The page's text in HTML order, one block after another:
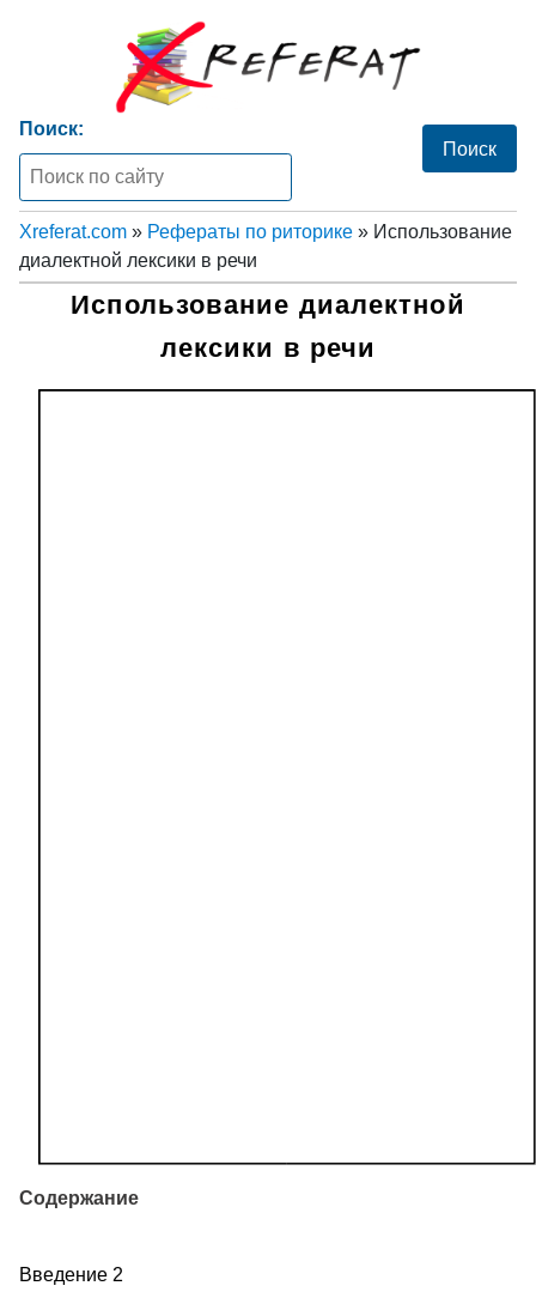
Поиск:
Xreferat.com » Рефераты по риторике » Использование
диалектной лексики в речи
Использование диалектной
лексики в речи
Содержание
Введение 2